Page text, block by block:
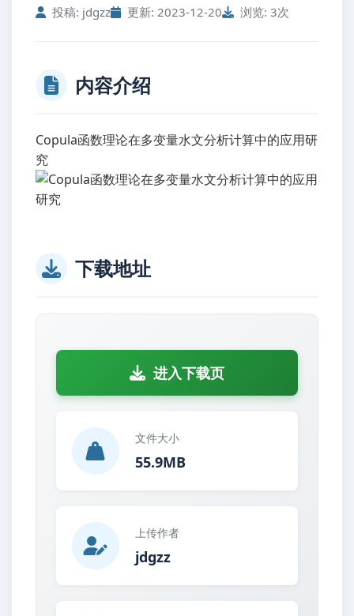
投稿: jdgzz 更新: 2023-12-20 浏览: 3次
内容介绍
Copula函数理论在多变量水文分析计算中的应用研
究
下载地址
进入下载页
文件大小
55.9MB
上传作者
jdgzz